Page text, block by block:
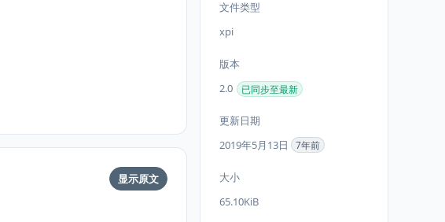
显示原文
文件类型
xpi
版本
2.0
已同步至最新
更新日期
2019年5月13日
7年前
大小
65.10KiB